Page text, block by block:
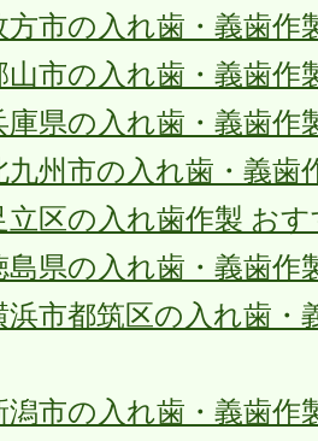
方市の入れ歯・義歯
山市の入れ歯・義歯
庫県の入れ歯・義歯
九州市の入れ歯・義
立区の入れ歯作製 お
島県の入れ歯・義歯
浜市都筑区の入れ歯
潟市の入れ歯・義歯